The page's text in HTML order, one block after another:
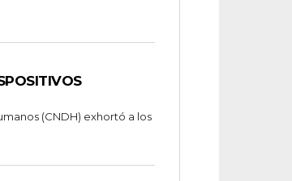
(CNDH) exhortó a los